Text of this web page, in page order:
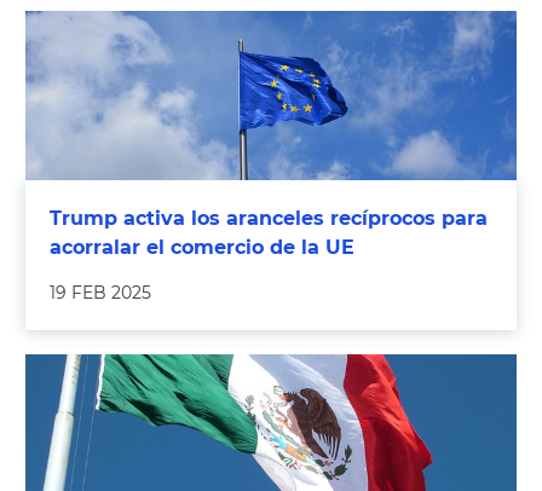
Trump activa los aranceles recíprocos para
acorralar el comercio de la UE
19 FEB 2025